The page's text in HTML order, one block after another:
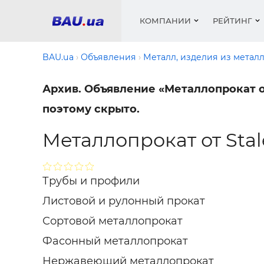
КОМПАНИИ РЕЙТИНГ
Мебель
песок,
BAU.ua Объявления Металл, изделия из
Архив. Объявление «Металлопрокат
поэтому скрыто.
Металлопрокат от
Трубы и профили
Листовой и рулонный прокат
Сортовой металлопрокат
Фасонный металлопрокат
Нержавеющий металлопрокат